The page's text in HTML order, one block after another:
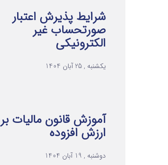
شرایط پذیرش اعتبار
صورتحساب غیر
الکترونیکی
یکشنبه , 25 آبان 1404
آموزش قانون مالیات بر
ارزش افزوده
دوشنبه , 19 آبان 1404